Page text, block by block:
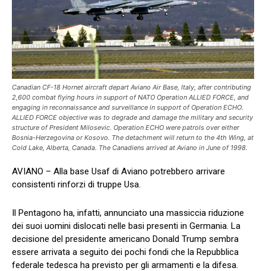
Canadian CF-18 Hornet aircraft depart Aviano Air Base, Italy, after contributing
2,600 combat flying hours in support of NATO Operation ALLIED FORCE, and
engaging in reconnaissance and surveillance in support of Operation ECHO.
ALLIED FORCE objective was to degrade and damage the military and security
structure of President Milosevic. Operation ECHO were patrols over either
Bosnia-Herzegovina or Kosovo. The detachment will return to the 4th Wing, at
Cold Lake, Alberta, Canada. The Canadiens arrived at Aviano in June of 1998.
AVIANO – Alla base Usaf di Aviano potrebbero arrivare
consistenti rinforzi di truppe Usa.
Il Pentagono ha, infatti, annunciato una massiccia riduzione
dei suoi uomini dislocati nelle basi presenti in Germania. La
decisione del presidente americano Donald Trump sembra
essere arrivata a seguito dei pochi fondi che la Repubblica
federale tedesca ha previsto per gli armamenti e la difesa.